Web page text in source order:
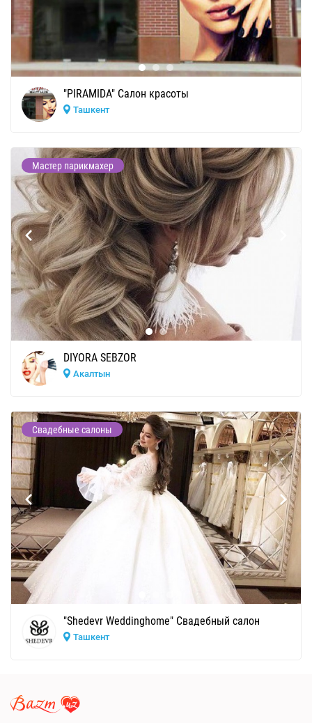
"PIRAMIDA" Cалон красоты
Ташкент
Мастер парикмахер
DIYORA SEBZOR
Акалтын
Свадебные салоны
"Shedevr Weddinghome" Свадебный салон
Ташкент